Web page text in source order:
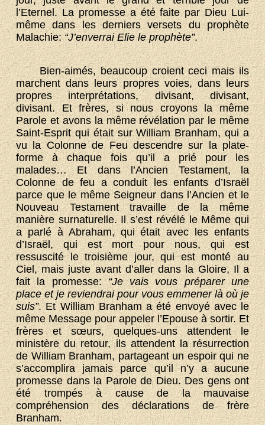
l’Eternel. La promesse a été faite par Dieu Lui-
même dans les derniers versets du prophète
Malachie:“J’enverrai Elie le prophète”.
Bien-aimés, beaucoup croient ceci mais ils
marchent dans leurs propres voies, dans leurs
propres interprétations, divisant, divisant,
divisant. Et frères, si nous croyons la même
Parole et avons la même révélation par le même
Saint-Esprit qui était sur William Branham, qui a
vu la Colonne de Feu descendre sur la plate-
forme à chaque fois qu’il a prié pour les
malades… Et dans l’Ancien Testament, la
Colonne de feu a conduit les enfants d’Israël
parce que le même Seigneur dans l’Ancien et le
Nouveau Testament travaille de la même
manière surnaturelle. Il s’est révélé le Même qui
a parlé à Abraham, qui était avec les enfants
d’Israël, qui est mort pour nous, qui est
ressuscité le troisième jour, qui est monté au
Ciel, mais juste avant d’aller dans la Gloire, Il a
fait la promesse:“Je vais vous préparer une
place et je reviendrai pour vous emmener là où je
suis”. Et William Branham a été envoyé avec le
même Message pour appeler l’Epouse à sortir. Et
frères et sœurs, quelques-uns attendent le
ministère du retour, ils attendent la résurrection
de William Branham, partageant un espoir qui ne
s’accomplira jamais parce qu’il n’y a aucune
promesse dans la Parole de Dieu. Des gens ont
été trompés à cause de la mauvaise
compréhension des déclarations de frère
Branham.